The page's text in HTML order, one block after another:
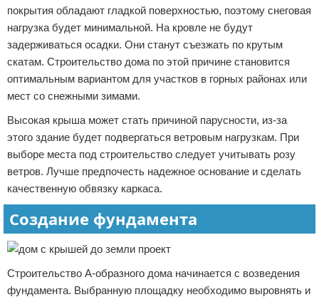
покрытия обладают гладкой поверхностью, поэтому снеговая
нагрузка будет минимальной. На кровле не будут
задерживаться осадки. Они станут съезжать по крутым
скатам. Строительство дома по этой причине становится
оптимальным вариантом для участков в горных районах или
мест со снежными зимами.
Высокая крыша может стать причиной парусности, из-за
этого здание будет подвергаться ветровым нагрузкам. При
выборе места под строительство следует учитывать розу
ветров. Лучше предпочесть надежное основание и сделать
качественную обвязку каркаса.
Создание фундамента
Строительство А-образного дома начинается с возведения
фундамента. Выбранную площадку необходимо выровнять и